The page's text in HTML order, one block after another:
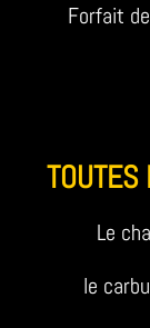
Forfait
TOUTES
Le
le